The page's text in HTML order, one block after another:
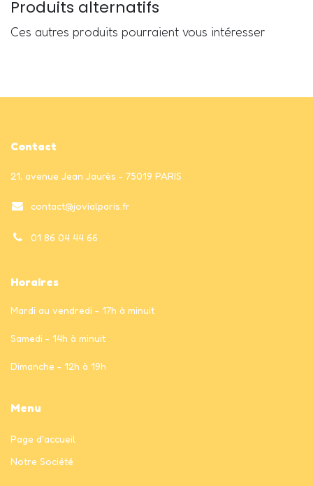
Produits alternatifs
Ces autres produits pourraient vous intéresser
Contact
21, avenue Jean Jaurès - 75019 PARIS
contact@jovialparis.fr
01 86 04 44 66
Horaires
Mardi au vendredi - 17h à minuit
Samedi - 14h à minuit
Dimanche - 12h à 19h
Menu
Page d'accueil
Notre Société